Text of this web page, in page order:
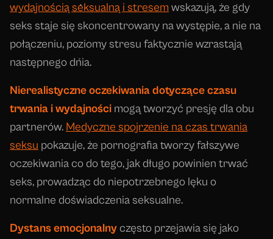
wydajnością seksualną i stresemwskazują, że gdy
seks staje się skoncentrowany na występie, a nie na
połączeniu, poziomy stresu faktycznie wzrastają
następnego dnia.
Nierealistyczne oczekiwania dotyczące czasu
trwania i wydajności mogą tworzyć presję dla obu
partnerów. Medyczne spojrzenie na czas trwania
seksu pokazuje, że pornografia tworzy fałszywe
oczekiwania co do tego, jak długo powinien trwać
seks, prowadząc do niepotrzebnego lęku o
normalne doświadczenia seksualne.
Dystans emocjonalnyczęsto przejawia się jako